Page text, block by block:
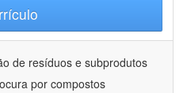
de resíduos e subprodutos
por compostos